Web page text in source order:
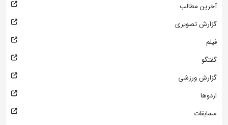
آخرین مطالب
گزارش تصویری
فیلم
گفتگو
گزارش ورزشی
اردوها
مسابقات